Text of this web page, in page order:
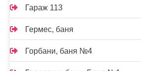
Гараж 113
Гермес, баня
Горбани, баня №4